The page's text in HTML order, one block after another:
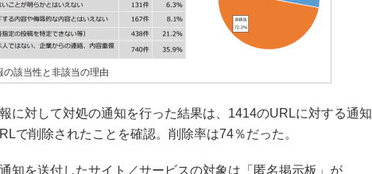
の該当性と非該当の理由
に対して対処の通知を行った結果は、1414のURLに対する通知
で削除されたことを確認。削除率は74％だった。
知を送付したサイト／サービスの対象は「匿名掲示板」が